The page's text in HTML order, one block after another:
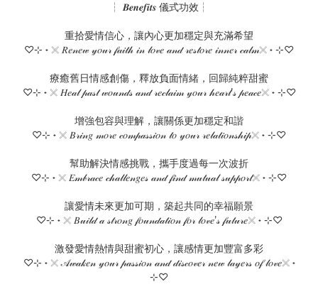
┆ 𝑩𝒆𝒏𝒆𝒇𝒊𝒕𝒔 儀式功效┆
重拾愛情信心，讓內心更加穩定與充滿希望
♡⊹ ˖ 𓏴 𝑅𝑒𝓃𝑒𝓌 𝓎𝑜𝓊𝓇 𝒻𝒶𝒾𝓉𝒽 𝒾𝓃 𝓁𝑜𝓋𝑒 𝒶𝓃𝒹 𝓇𝑒𝓈𝓉𝑜𝓇𝑒 𝒾𝓃𝓃𝑒𝓇 𝒸𝒶𝓁𝓂𓏴 ˖ ⊹♡
療癒舊日情感創傷，釋放負面情緒，回歸純粹甜蜜
♡⊹ ˖ 𓏴 𝐻𝑒𝒶𝓁 𝓅𝒶𝓈𝓉 𝓌𝑜𝓊𝓃𝒹𝓈 𝒶𝓃𝒹 𝓇𝑒𝒸𝓁𝒶𝒾𝓂 𝓎𝑜𝓊𝓇 𝒽𝑒𝒶𝓇𝓉’𝓈 𝓅𝑒𝒶𝒸𝑒𓏴 ˖ ⊹♡
增強包容與理解，讓關係更加穩定和諧
♡⊹ ˖ 𓏴 𝐵𝓇𝒾𝓃𝑔 𝓂𝑜𝓇𝑒 𝒸𝑜𝓂𝓅𝒶𝓈𝓈𝒾𝑜𝓃 𝓉𝑜 𝓎𝑜𝓊𝓇 𝓇𝑒𝓁𝒶𝓉𝒾𝑜𝓃𝓈𝒽𝒾𝓅𓏴 ˖ ⊹♡
幫助解決情感挑戰，攜手度過每一次波折
♡⊹ ˖ 𓏴 𝐸𝓂𝒷𝓇𝒶𝒸𝑒 𝒸𝒽𝒶𝓁𝓁𝑒𝓃𝑔𝑒𝓈 𝒶𝓃𝒹 𝒻𝒾𝓃𝒹 𝓂𝓊𝓉𝓊𝒶𝓁 𝓈𝓊𝓅𝓅𝑜𝓇𝓉𓏴 ˖ ⊹♡
讓愛情未來更加可期，築起共同的幸福願景
♡⊹ ˖ 𓏴 𝐵𝓊𝒾𝓁𝒹 𝒶 𝓈𝓉𝓇𝑜𝓃𝑔 𝒻𝑜𝓊𝓃𝒹𝒶𝓉𝒾𝑜𝓃 𝒻𝑜𝓇 𝓁𝑜𝓋𝑒’𝓈 𝒻𝓊𝓉𝓊𝓇𝑒𓏴 ˖ ⊹♡
激發愛情熱情與甜蜜初心，讓感情更加豐富多彩
♡⊹ ˖ 𓏴 𝒜𝓌𝒶𝓀𝑒𝓃 𝓎𝑜𝓊𝓇 𝓅𝒶𝓈𝓈𝒾𝑜𝓃 𝒶𝓃𝒹 𝒹𝒾𝓈𝒸𝑜𝓋𝑒𝓇 𝓃𝑒𝓌 𝓁𝒶𝓎𝑒𝓇𝓈 𝑜𝒻 𝓁𝑜𝓋𝑒𓏴 ˖
⊹♡